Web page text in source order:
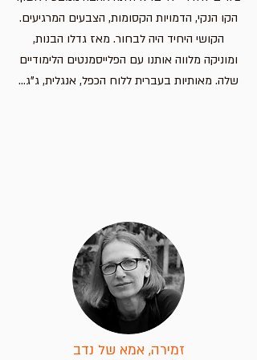
הקו הנקי, הדמויות הקסומות, הצבעים המרגיעים.
הקושי היחיד היה לבחור. מאז גדלו הבנות,
ומוניקה מלווה אותנו עם הפלייסמנטים הלימודיים
שלה. מאותיות בעברית ללוח הכפל, אנגלית, ג"ג...
זמירה, אמא של נדב